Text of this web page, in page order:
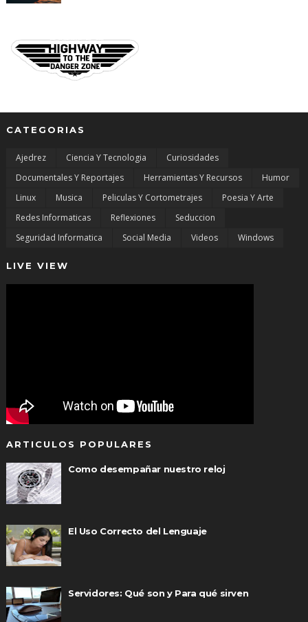
CATEGORIAS
Ajedrez Ciencia Y Tecnologia
Curiosidades
Documentales Y Reportajes
Herramientas Y Recursos
Humor
Linux
Musica Peliculas Y Cortometrajes
Poesia Y Arte
Redes Informaticas
Reflexiones
Seduccion
Seguridad Informatica
Social Media Videos Windows
LIVE VIEW
ARTICULOS POPULARES
Como desempañar nuestro reloj
El Uso Correcto del Lenguaje
Servidores: Qué son y Para qué sirven